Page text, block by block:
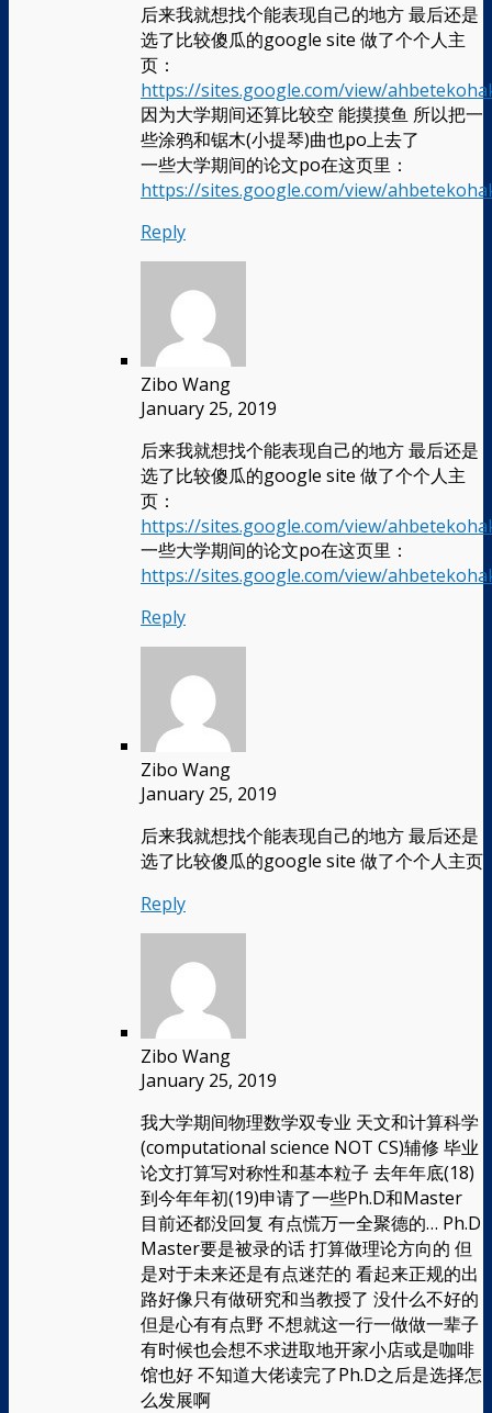
后来我就想找个能表现自己的地方 最后还是
选了比较傻瓜的google site 做了个个人主
页：
https://sites.google.com/view/
因为大学期间还算比较空 能摸摸鱼 所以把一
些涂鸦和锯木(小提琴)曲也po上去了
一些大学期间的论文po在这页里：
https://sites.google.com/view/
Reply
Zibo Wang
January 25, 2019
后来我就想找个能表现自己的地方 最后还是
选了比较傻瓜的google site 做了个个人主
页：
https://sites.google.com/view/
一些大学期间的论文po在这页里：
https://sites.google.com/view/
Reply
Zibo Wang
January 25, 2019
后来我就想找个能表现自己的地方 最后还是
选了比较傻瓜的google site 做了个个人主页
Reply
Zibo Wang
January 25, 2019
我大学期间物理数学双专业 天文和计算科学
(computational science NOT CS)辅修 毕业
论文打算写对称性和基本粒子 去年年底(18)
到今年年初(19)申请了一些Ph.D和Master
目前还都没回复 有点慌万一全聚德的… Ph.D
Master要是被录的话 打算做理论方向的 但
是对于未来还是有点迷茫的 看起来正规的出
路好像只有做研究和当教授了 没什么不好的
但是心有有点野 不想就这一行一做做一辈子
有时候也会想不求进取地开家小店或是咖啡
馆也好 不知道大佬读完了Ph.D之后是选择怎
么发展啊